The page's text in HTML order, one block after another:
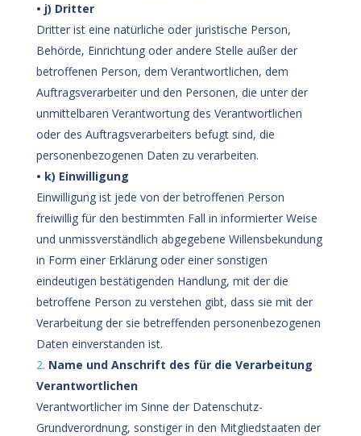
• j) Dritter
Dritter ist eine natürliche oder juristische Person,
Behörde, Einrichtung oder andere Stelle außer der
betroffenen Person, dem Verantwortlichen, dem
Auftragsverarbeiter und den Personen, die unter der
unmittelbaren Verantwortung des Verantwortlichen
oder des Auftragsverarbeiters befugt sind, die
personenbezogenen Daten zu verarbeiten.
• k) Einwilligung
Einwilligung ist jede von der betroffenen Person
freiwillig für den bestimmten Fall in informierter Weise
und unmissverständlich abgegebene Willensbekundung
in Form einer Erklärung oder einer sonstigen
eindeutigen bestätigenden Handlung, mit der die
betroffene Person zu verstehen gibt, dass sie mit der
Verarbeitung der sie betreffenden personenbezogenen
Daten einverstanden ist.
Name und Anschrift des für die Verarbeitung
Verantwortlichen
Verantwortlicher im Sinne der Datenschutz-
Grundverordnung, sonstiger in den Mitgliedstaaten der